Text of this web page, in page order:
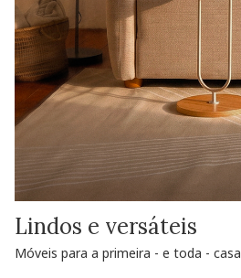
Lindos e versáteis
Móveis para a primeira - e toda - casa